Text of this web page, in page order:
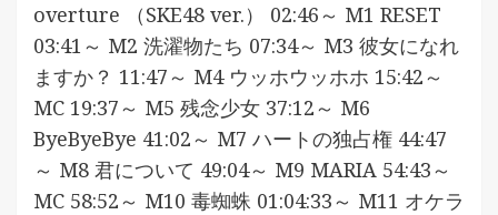
overture （SKE48 ver.） 02:46～ M1 RESET
03:41～ M2 洗濯物たち 07:34～ M3 彼女になれ
ますか？ 11:47～ M4 ウッホウッホホ 15:42～
MC 19:37～ M5 残念少女 37:12～ M6
ByeByeBye 41:02～ M7 ハートの独占権 44:47
～ M8 君について 49:04～ M9 MARIA 54:43～
MC 58:52～ M10 毒蜘蛛 01:04:33～ M11 オケラ